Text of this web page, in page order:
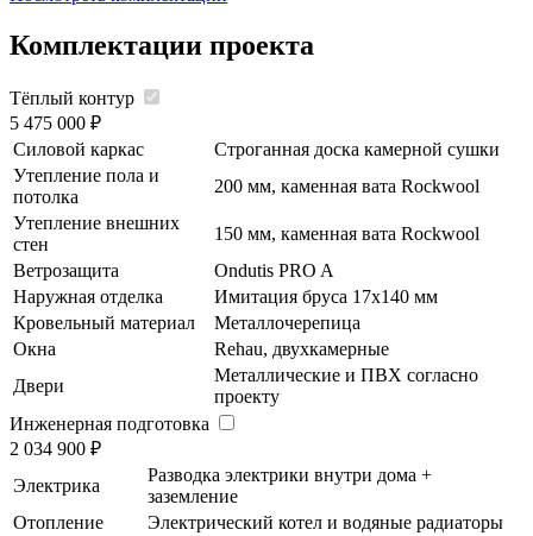
Комплектации проекта
Тёплый контур
5 475 000 ₽
Силовой каркас
Строганная доска камерной сушки
Утепление пола и
потолка
200 мм, каменная вата Rockwool
Утепление внешних
стен
150 мм, каменная вата Rockwool
Ветрозащита
Ondutis PRO A
Наружная отделка
Имитация бруса 17х140 мм
Кровельный материал
Металлочерепица
Окна
Rehau, двухкамерные
Двери
Металлические и ПВХ согласно
проекту
Инженерная подготовка
2 034 900 ₽
Электрика
Разводка электрики внутри дома +
заземление
Отопление
Электрический котел и водяные радиаторы